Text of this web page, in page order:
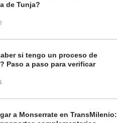
de Tunja?
si tengo un proceso de
Paso a paso para verificar
a Monserrate en TransMilenio: